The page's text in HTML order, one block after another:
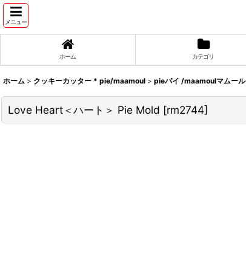
メニュー
ホーム カテゴリ
ホーム > クッキーカッター * pie/maamoul > pieパイ /maamoulマムール
Love Heart＜ハート＞ Pie Mold [rm2744]